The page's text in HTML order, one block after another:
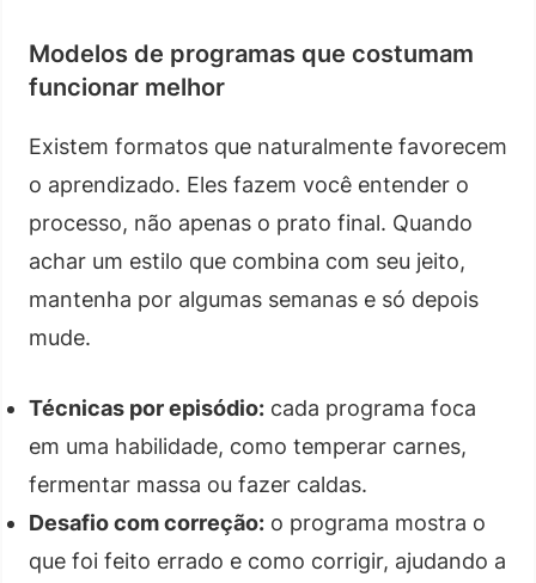
Modelos de programas que costumam
funcionar melhor
Existem formatos que naturalmente favorecem
o aprendizado. Eles fazem você entender o
processo, não apenas o prato final. Quando
achar um estilo que combina com seu jeito,
mantenha por algumas semanas e só depois
mude.
Técnicas por episódio: cada programa foca
em uma habilidade, como temperar carnes,
fermentar massa ou fazer caldas.
Desafio com correção: o programa mostra o
que foi feito errado e como corrigir, ajudando a